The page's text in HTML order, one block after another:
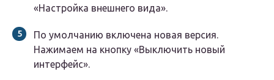
«Настройка внешнего вида».
По умолчанию включена новая версия.
Нажимаем на кнопку «Выключить новый
интерфейс».